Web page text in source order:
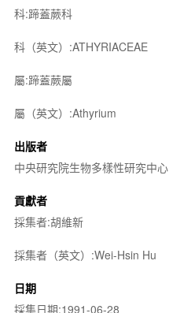
科:蹄蓋蕨科
科（英文）:ATHYRIACEAE
屬:蹄蓋蕨屬
屬（英文）:Athyrium
出版者
中央研究院生物多樣性研究中心
貢獻者
採集者:胡維新
採集者（英文）:Wei-Hsin Hu
日期
採集日期:1991-06-28